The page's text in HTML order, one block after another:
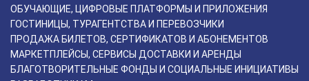
ОБУЧАЮЩИЕ, ЦИФРОВЫЕ ПЛАТФОРМЫ И ПРИЛОЖЕНИЯ
ГОСТИНИЦЫ, ТУРАГЕНТСТВА И ПЕРЕВОЗЧИКИ
ПРОДАЖА БИЛЕТОВ, СЕРТИФИКАТОВ И АБОНЕМЕНТОВ
МАРКЕТПЛЕЙСЫ, СЕРВИСЫ ДОСТАВКИ И АРЕНДЫ
БЛАГОТВОРИТЕЛЬНЫЕ ФОНДЫ И СОЦИАЛЬНЫЕ ИНИЦИАТИВЫ